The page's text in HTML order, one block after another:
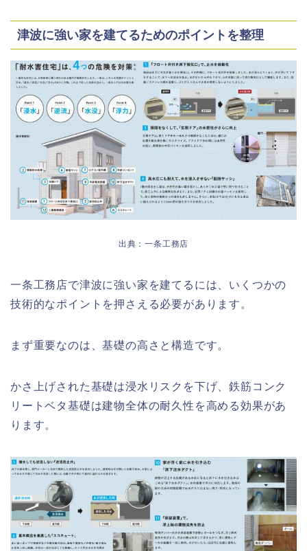
津波に強い家を建てるためのポイントを整理
出典：一条工務店
一条工務店で津波に強い家を建てるには、いくつかの
技術的なポイントを押さえる必要があります。
まず重要なのは、基礎の高さと構造です。
かさ上げされた基礎は浸水リスクを下げ、鉄筋コンク
リートベタ基礎は建物全体の耐久性を高める効果があ
ります。